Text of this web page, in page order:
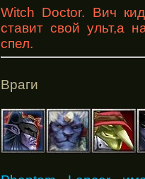
Witch Doctor. Вич
ставит свой ульт,а
спел.
Враги